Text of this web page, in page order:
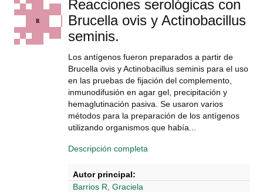
Reacciones serológicas con
Brucella ovis y Actinobacillus
seminis.
Los antígenos fueron preparados a partir de
Brucella ovis y Actinobacillus seminis para el uso
en las pruebas de fijación del complemento,
inmunodifusión en agar gel, precipitación y
hemaglutinación pasiva. Se usaron varios
métodos para la preparación de los antígenos
utilizando organismos que había...
Descripción completa
Autor principal:
Barrios R, Graciela